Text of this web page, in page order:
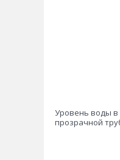
Уровень воды в
прозрачной